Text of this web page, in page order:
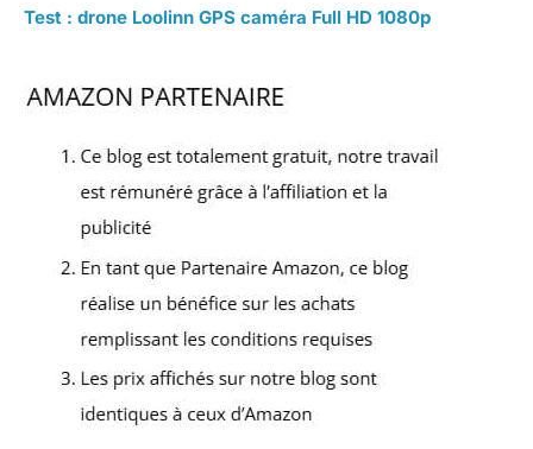
Test : drone Loolinn GPS caméra Full HD 1080p